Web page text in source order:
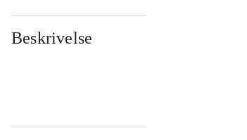
Beskrivelse